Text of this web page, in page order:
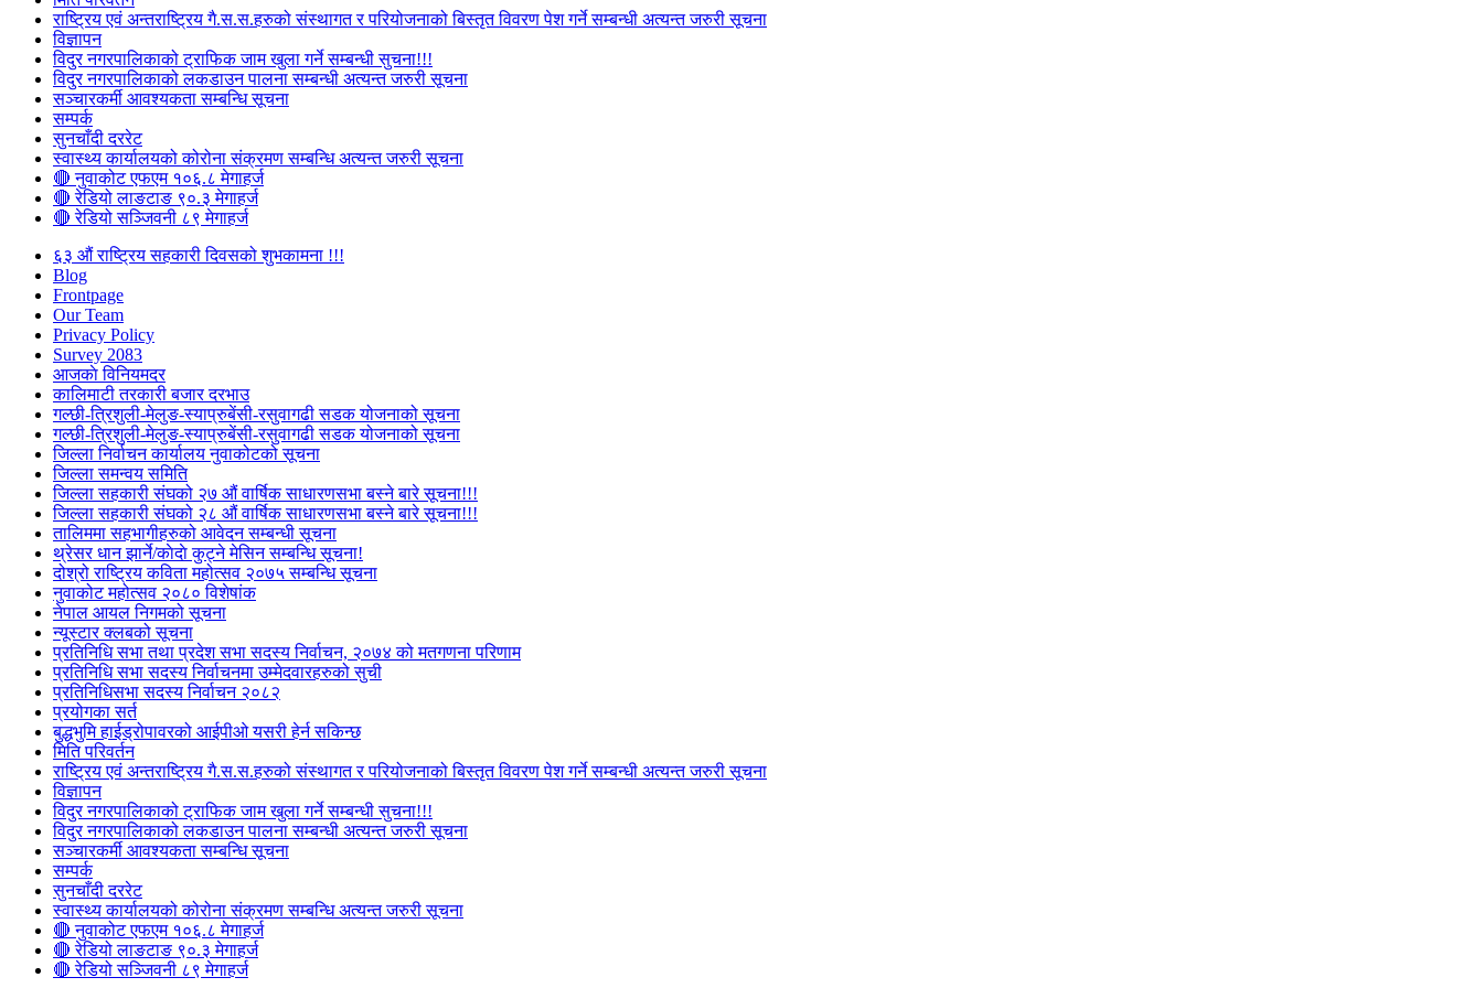
राष्ट्रिय एवं अन्तराष्ट्रिय गै.स.स.हरुको संस्थागत र परियोजनाको बिस्तृत विवरण पेश गर्ने सम्बन्धी अत्यन्त जरुरी सूचना
विज्ञापन
विदुर नगरपालिकाको ट्राफिक जाम खुला गर्ने सम्बन्धी सुचना!!!
विदुर नगरपालिकाको लकडाउन पालना सम्बन्धी अत्यन्त जरुरी सूचना
सञ्चारकर्मी आवश्यकता सम्बन्धि सूचना
सम्पर्क
सुनचाँदी दररेट
स्वास्थ्य कार्यालयको कोरोना संक्रमण सम्बन्धि अत्यन्त जरुरी सूचना
🔴 नुवाकोट एफएम १०६.८ मेगाहर्ज
🔴 रेडियो लाङटाङ ९०.३ मेगाहर्ज
🔴 रेडियो सञ्जिवनी ८९ मेगाहर्ज
६३ औं राष्ट्रिय सहकारी दिवसको शुभकामना !!!
Blog
Frontpage
Our Team
Privacy Policy
Survey 2083
आजकाे विनियमदर
कालिमाटी तरकारी बजार दरभाउ
गल्छी-त्रिशुली-मेलुङ-स्याप्रुबेंसी-रसुवागढी सडक योजनाको सूचना
गल्छी-त्रिशुली-मेलुङ-स्याप्रुबेंसी-रसुवागढी सडक योजनाको सूचना
जिल्ला निर्वाचन कार्यालय नुवाकोटको सूचना
जिल्ला समन्वय समिति
जिल्ला सहकारी संघको २७ औं वार्षिक साधारणसभा बस्ने बारे सूचना!!!
जिल्ला सहकारी संघको २८ औं वार्षिक साधारणसभा बस्ने बारे सूचना!!!
तालिममा सहभागीहरुको आवेदन सम्बन्धी सूचना
थ्रेसर धान झार्ने/काेदाे कुट्ने मेसिन सम्बन्धि सूचना!
दोश्रो राष्ट्रिय कविता महोत्सव २०७५ सम्बन्धि सूचना
नुवाकोट महोत्सव २०८० विशेषांक
नेपाल आयल निगमको सूचना
न्यूस्टार क्लबको सूचना
प्रतिनिधि सभा तथा प्रदेश सभा सदस्य निर्वाचन, २०७४ को मतगणना परिणाम
प्रतिनिधि सभा सदस्य निर्वाचनमा उम्मेदवारहरुको सुची
प्रतिनिधिसभा सदस्य निर्वाचन २०८२
प्रयोगका सर्त
बुद्धभुमि हाईड्रोपावरको आईपीओ यसरी हेर्न सकिन्छ
मिति परिवर्तन
राष्ट्रिय एवं अन्तराष्ट्रिय गै.स.स.हरुको संस्थागत र परियोजनाको बिस्तृत विवरण पेश गर्ने सम्बन्धी अत्यन्त जरुरी सूचना
विज्ञापन
विदुर नगरपालिकाको ट्राफिक जाम खुला गर्ने सम्बन्धी सुचना!!!
विदुर नगरपालिकाको लकडाउन पालना सम्बन्धी अत्यन्त जरुरी सूचना
सञ्चारकर्मी आवश्यकता सम्बन्धि सूचना
सम्पर्क
सुनचाँदी दररेट
स्वास्थ्य कार्यालयको कोरोना संक्रमण सम्बन्धि अत्यन्त जरुरी सूचना
🔴 नुवाकोट एफएम १०६.८ मेगाहर्ज
🔴 रेडियो लाङटाङ ९०.३ मेगाहर्ज
🔴 रेडियो सञ्जिवनी ८९ मेगाहर्ज